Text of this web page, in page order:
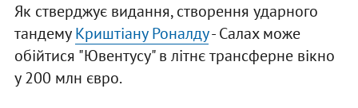
Як стверджує видання, створення ударного
тандемуКриштіану Роналду- Салах може
обійтися "Ювентусу" в літнє трансферне вікно
у 200 млн євро.